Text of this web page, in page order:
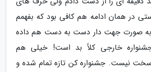
در همان ادامه هم کافی بود که بفهمم
به صورت جهت دار دست به دست هم داده
جشنواره خارجی کلاً بد است! خیلی هم
نیست. جشنواره کن تازه تمام شده و